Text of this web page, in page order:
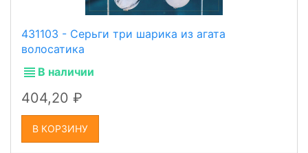
431103 - Серьги три шарика из агата
волосатика
В наличии
404,20
В КОРЗИНУ